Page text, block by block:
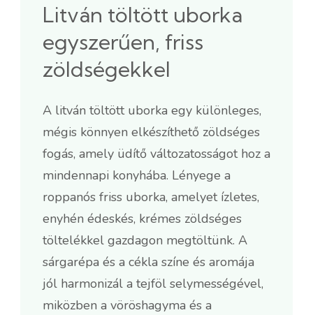
Litván töltött uborka
egyszerűen, friss
zöldségekkel
A litván töltött uborka egy különleges,
mégis könnyen elkészíthető zöldséges
fogás, amely üdítő változatosságot hoz a
mindennapi konyhába. Lényege a
roppanós friss uborka, amelyet ízletes,
enyhén édeskés, krémes zöldséges
töltelékkel gazdagon megtöltünk. A
sárgarépa és a cékla színe és aromája
jól harmonizál a tejföl selymességével,
miközben a vöröshagyma és a